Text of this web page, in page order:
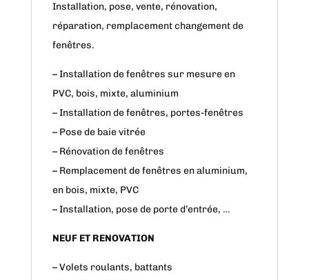
Installation, pose, vente, rénovation,
réparation, remplacement changement de
fenêtres.
– Installation de fenêtres sur mesure en
PVC, bois, mixte, aluminium
– Installation de fenêtres, portes-fenêtres
– Pose de baie vitrée
– Rénovation de fenêtres
– Remplacement de fenêtres en aluminium,
en bois, mixte, PVC
– Installation, pose de porte d’entrée, …
NEUF ET RENOVATION
– Volets roulants, battants